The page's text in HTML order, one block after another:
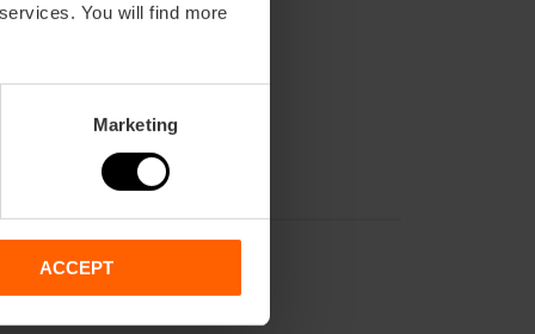
You will find more
Marketing
ACCEPT